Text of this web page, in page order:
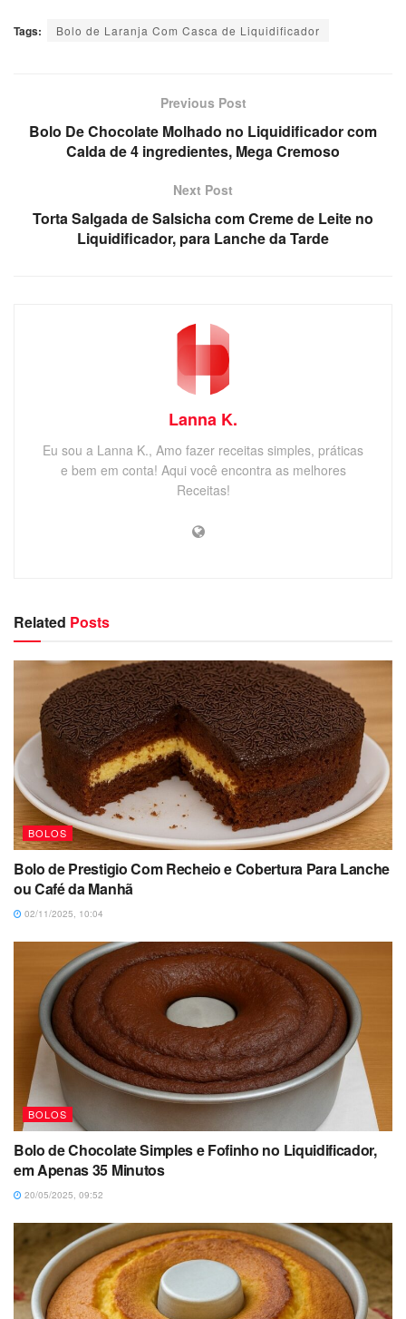
Tags: Bolo de Laranja Com Casca de Liquidificador
Previous Post
Bolo De Chocolate Molhado no Liquidificador com
Calda de 4 ingredientes, Mega Cremoso
Next Post
Torta Salgada de Salsicha com Creme de Leite no
Liquidificador, para Lanche da Tarde
Lanna K.
Eu sou a Lanna K., Amo fazer receitas simples, práticas
e bem em conta! Aqui você encontra as melhores
Receitas!
Related Posts
BOLOS
Bolo de Prestigio Com Recheio e Cobertura Para Lanche
ou Café da Manhã
02/11/2025, 10:04
BOLOS
Bolo de Chocolate Simples e Fofinho no Liquidificador,
em Apenas 35 Minutos
20/05/2025, 09:52